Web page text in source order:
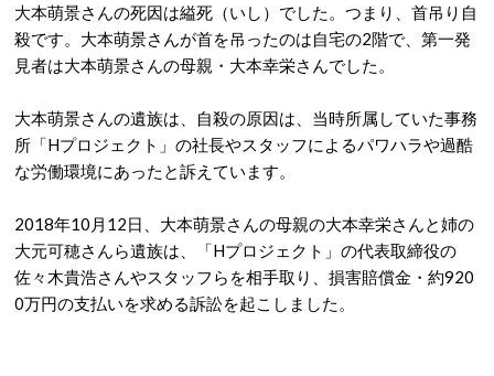
大本萌景さんの死因は縊死（いし）でした。つまり、首吊り自
殺です。大本萌景さんが首を吊ったのは自宅の2階で、第一発
見者は大本萌景さんの母親・大本幸栄さんでした。
大本萌景さんの遺族は、自殺の原因は、当時所属していた事務
所「Hプロジェクト」の社長やスタッフによるパワハラや過酷
な労働環境にあったと訴えています。
2018年10月12日、大本萌景さんの母親の大本幸栄さんと姉の
大元可穂さんら遺族は、「Hプロジェクト」の代表取締役の
佐々木貴浩さんやスタッフらを相手取り、損害賠償金・約920
0万円の支払いを求める訴訟を起こしました。